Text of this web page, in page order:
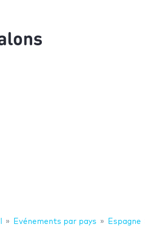
Evénements par pays Espagne